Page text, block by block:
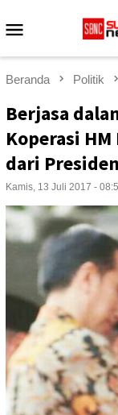
ke
Beranda Politik
Berjasa
Koperasi
dari
Kamis, 13 Juli 2017 -